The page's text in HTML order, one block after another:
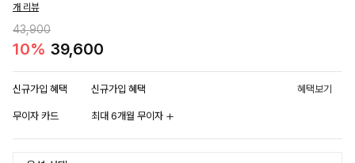
개 리뷰
43,900
10% 39,600
신규가입 혜택 신규가입 혜택 혜택보기
무이자 카드 최대 6개월 무이자